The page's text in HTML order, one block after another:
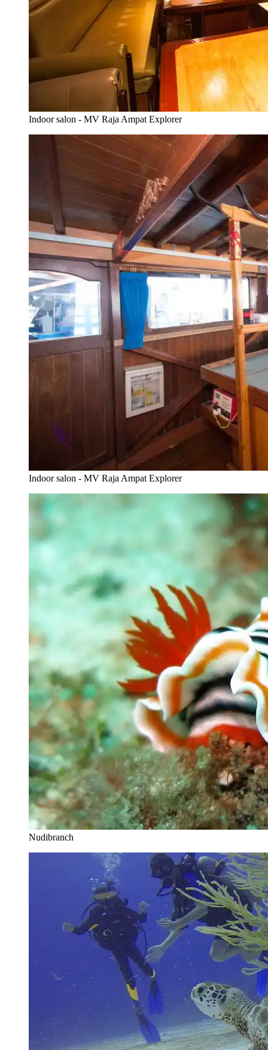
Indoor salon - MV Raja Ampat Explorer
Indoor salon - MV Raja Ampat Explorer
Nudibranch